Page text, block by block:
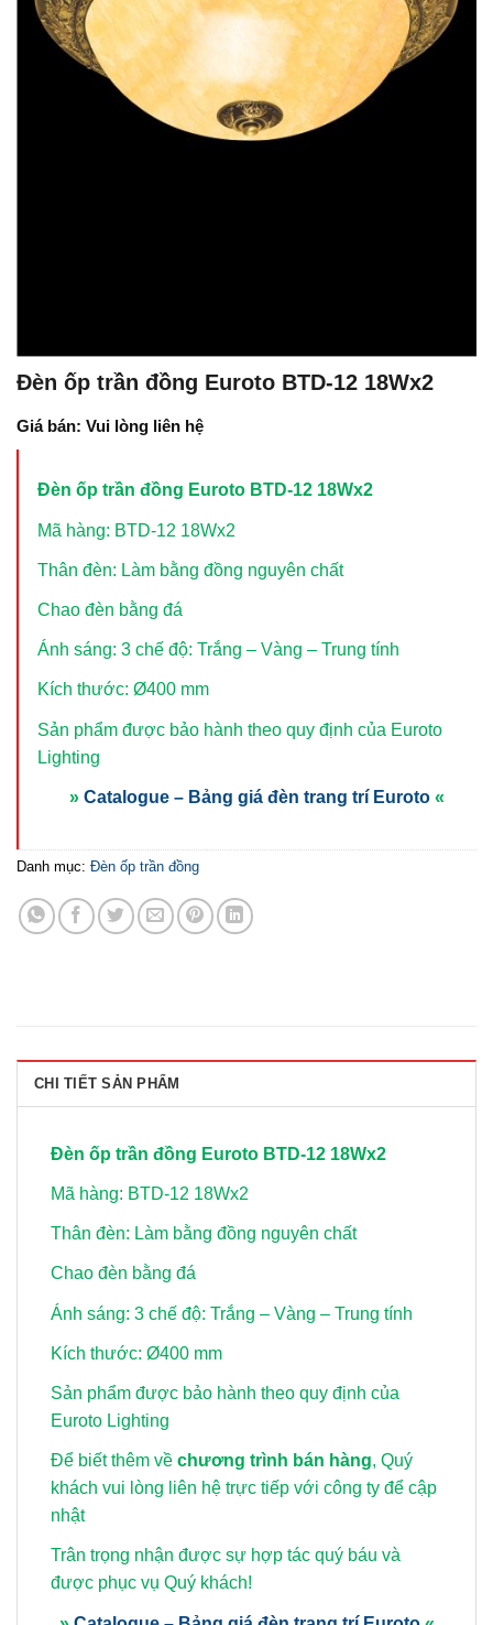
Đèn ốp trần đồng Euroto BTD-12 18Wx2
Giá bán: Vui lòng liên hệ
Đèn ốp trần đồng Euroto BTD-12 18Wx2
Mã hàng: BTD-12 18Wx2
Thân đèn: Làm bằng đồng nguyên chất
Chao đèn bằng đá
Ánh sáng: 3 chế độ: Trắng – Vàng – Trung tính
Kích thước: Ø400 mm
Sản phẩm được bảo hành theo quy định của Euroto
Lighting
» Catalogue – Bảng giá đèn trang trí Euroto «
Danh mục: Đèn ốp trần đồng
CHI TIẾT SẢN PHẨM
Đèn ốp trần đồng Euroto BTD-12 18Wx2
Mã hàng: BTD-12 18Wx2
Thân đèn: Làm bằng đồng nguyên chất
Chao đèn bằng đá
Ánh sáng: 3 chế độ: Trắng – Vàng – Trung tính
Kích thước: Ø400 mm
Sản phẩm được bảo hành theo quy định của
Euroto Lighting
Để biết thêm về chương trình bán hàng, Quý
khách vui lòng liên hệ trực tiếp với công ty để cập
nhật
Trân trọng nhận được sự hợp tác quý báu và
được phục vụ Quý khách!